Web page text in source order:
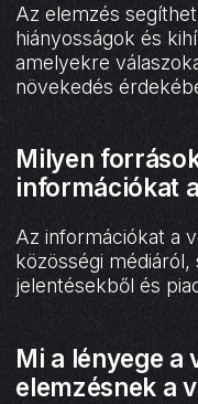
Az elemzés
hiányosságok és
amelyekre
növekedés
Milyen
információkat
Az információkat a
közösségi
jelentésekből és
Mi a lényege a
elemzésnek a